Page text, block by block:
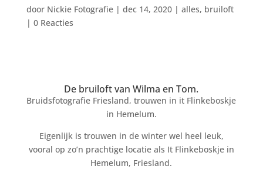
door Nickie Fotografie| dec 14, 2020| alles, bruiloft
| 0 Reacties
De bruiloft van Wilma en Tom.
Bruidsfotografie Friesland, trouwen in it Flinkeboskje
in Hemelum.
Eigenlijk is trouwen in de winter wel heel leuk,
vooral op zo’n prachtige locatie als It Flinkeboskje in
Hemelum, Friesland.